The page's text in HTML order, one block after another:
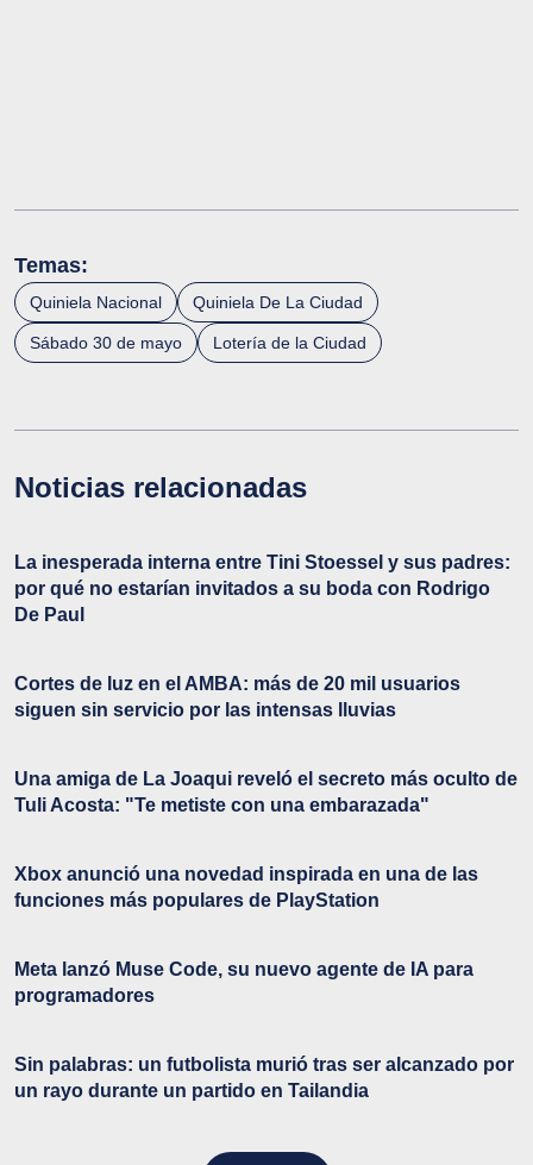
Temas:
Quiniela Nacional Quiniela De La Ciudad
Sábado 30 de mayo Lotería de la Ciudad
Noticias relacionadas
La inesperada interna entre Tini Stoessel y sus padres:
por qué no estarían invitados a su boda con Rodrigo
De Paul
Cortes de luz en el AMBA: más de 20 mil usuarios
siguen sin servicio por las intensas lluvias
Una amiga de La Joaqui reveló el secreto más oculto de
Tuli Acosta: "Te metiste con una embarazada"
Xbox anunció una novedad inspirada en una de las
funciones más populares de PlayStation
Meta lanzó Muse Code, su nuevo agente de IA para
programadores
Sin palabras: un futbolista murió tras ser alcanzado por
un rayo durante un partido en Tailandia